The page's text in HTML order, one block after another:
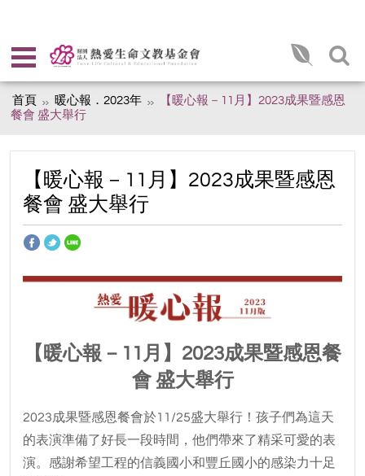
首頁 暖心報．2023年
【暖心報－11月】2023成果暨感恩
餐會 盛大舉行
【暖心報－11月】2023成果暨感恩
餐會 盛大舉行
【暖心報－11月】2023成果暨感恩餐
會 盛大舉行
2023成果暨感恩餐會於11/25盛大舉行！孩子們為這天
的表演準備了好長一段時間，他們帶來了精采可愛的表
演。感謝希望工程的信義國小和豐丘國小的感染力十足